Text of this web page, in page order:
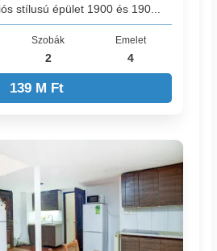
stílusú épület 1900 és 190...
Szobák
2
Emelet
4
139 M Ft